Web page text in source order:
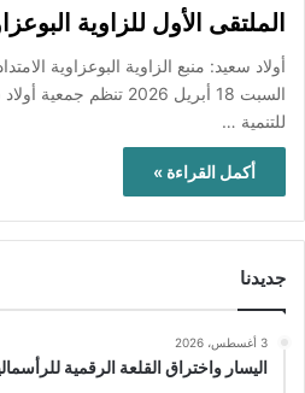
الملتقى الأول للزاوية
أولاد سعيد: منبع الزاوية البوعزاوية
السبت 18 أبريل 2026
للتنمية …
أكمل القراءة »
جديدنا
3 أغسطس، 2026
اليسار واختراق القلعة الرقمية